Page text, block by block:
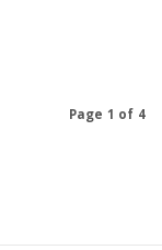
Page 1 of 4